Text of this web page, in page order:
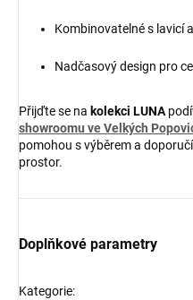
Kombinovatelné s lavicí
Nadčasový design pro
Přijďte se na kolekci LUNA
showroomu ve Velkých
pomohou s výběrem a
prostor.
Doplňkové parametry
Kategorie: